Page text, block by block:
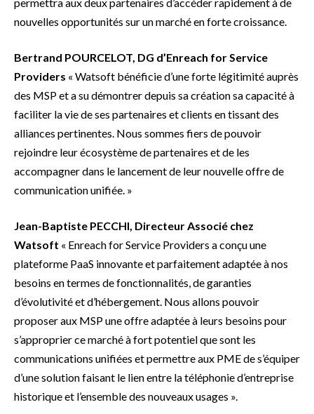
permettra aux deux partenaires d’accéder rapidement à de
nouvelles opportunités sur un marché en forte croissance.
Bertrand POURCELOT, DG d’Enreach for Service
Providers « Watsoft bénéficie d’une forte légitimité auprès
des MSP et a su démontrer depuis sa création sa capacité à
faciliter la vie de ses partenaires et clients en tissant des
alliances pertinentes. Nous sommes fiers de pouvoir
rejoindre leur écosystème de partenaires et de les
accompagner dans le lancement de leur nouvelle offre de
communication unifiée. »
Jean-Baptiste PECCHI, Directeur Associé chez
Watsoft « Enreach for Service Providers a conçu une
plateforme PaaS innovante et parfaitement adaptée à nos
besoins en termes de fonctionnalités, de garanties
d’évolutivité et d’hébergement. Nous allons pouvoir
proposer aux MSP une offre adaptée à leurs besoins pour
s’approprier ce marché à fort potentiel que sont les
communications unifiées et permettre aux PME de s’équiper
d’une solution faisant le lien entre la téléphonie d’entreprise
historique et l’ensemble des nouveaux usages ».